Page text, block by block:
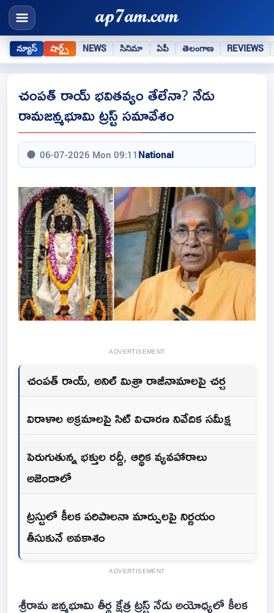
న్యూస్ షార్ట్స్ NEWS సినిమా ఏపీ తెలంగాణ REVIEWS
చంపత్ రాయ్ భవితవ్యం తేలేనా? నేడు
రామజన్మభూమి ట్రస్ట్ సమావేశం
06-07-2026 Mon 09:11 National
ADVERTISEMENT
చంపత్ రాయ్, అనిల్ మిశ్రా రాజీనామాలపై చర్చ
విరాళాల అక్రమాలపై సిట్ విచారణ నివేదిక సమీక్ష
పెరుగుతున్న భక్తుల రద్దీ, ఆర్థిక వ్యవహారాలు
అజెండాలో
ట్రస్టులో కీలక పరిపాలనా మార్పులపై నిర్ణయం
తీసుకునే అవకాశం
ADVERTISEMENT
శ్రీరామ జన్మభూమి తీర్థ క్షేత్ర ట్రస్ట్ నేడు అయోధ్యలో కీలక